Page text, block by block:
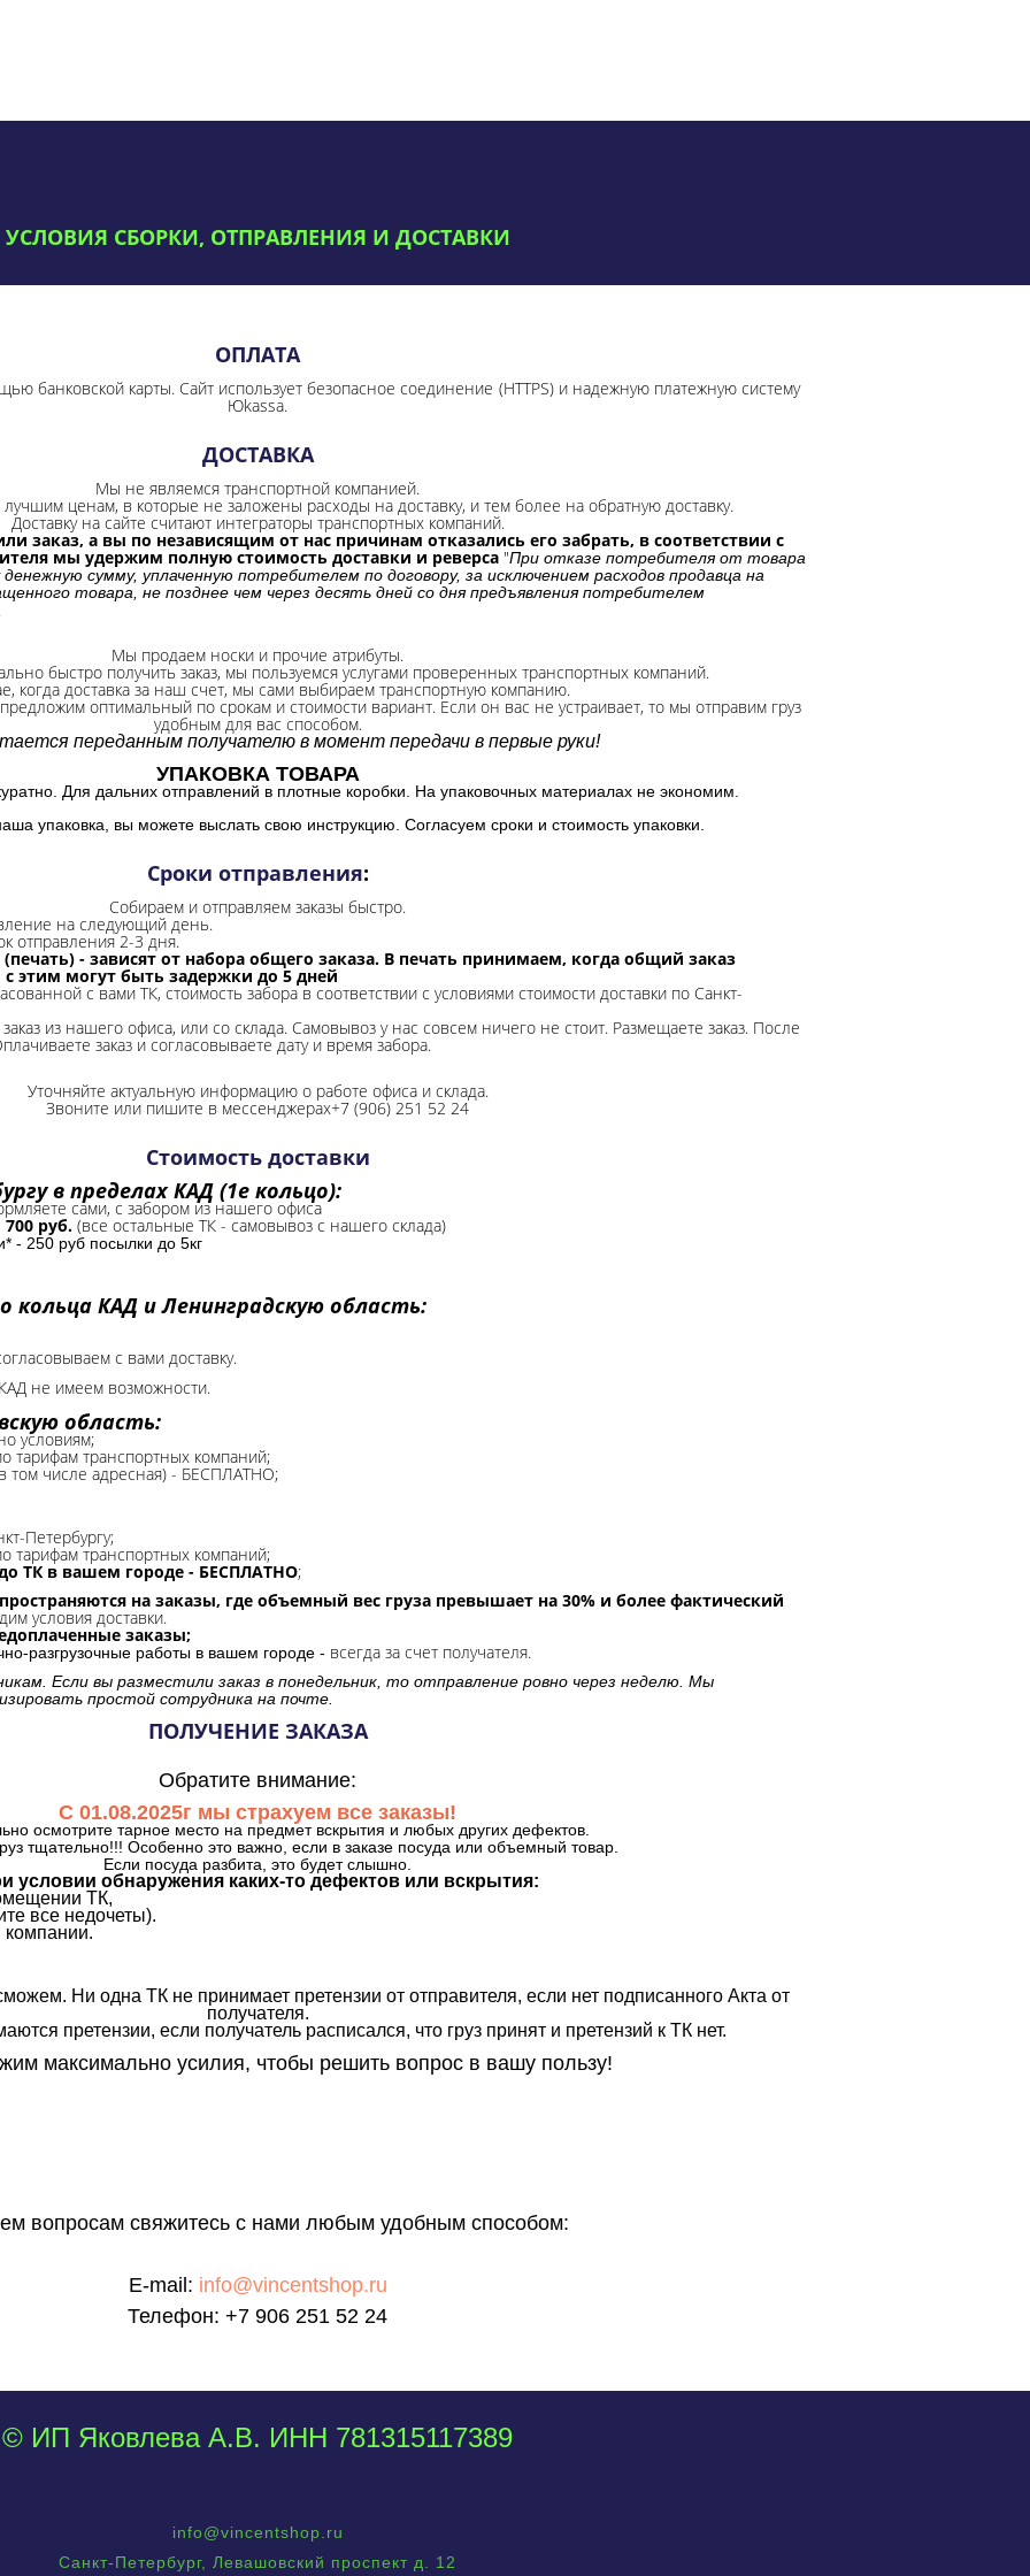
УСЛОВИЯ СБОРКИ, ОТПРАВЛЕНИЯ И ДОСТАВКИ
ОПЛАТА
банковской карты. Сайт использует безопасное соединение (HTTPS) и надежную платежную систему
Юkassa.
ДОСТАВКА
Мы не являемся транспортной компанией.
ценам, в которые не заложены расходы на доставку, и тем более на обратную доставку.
Доставку на сайте считают интеграторы транспортных компаний.
заказ, а вы по независящим от нас причинам отказались его забрать, в соответствии с
мы удержим полную стоимость доставки и реверса "При отказе потребителя от товара
сумму, уплаченную потребителем по договору, за исключением расходов продавца на
товара, не позднее чем через десять дней со дня предъявления потребителем
Мы продаем носки и прочие атрибуты.
быстро получить заказ, мы пользуемся услугами проверенных транспортных компаний.
когда доставка за наш счет, мы сами выбираем транспортную компанию.
оптимальный по срокам и стоимости вариант. Если он вас не устраивает, то мы отправим груз
удобным для вас способом.
переданным получателю в момент передачи в первые руки!
УПАКОВКА ТОВАРА
Для дальних отправлений в плотные коробки. На упаковочных материалах не экономим.
упаковка, вы можете выслать свою инструкцию. Согласуем сроки и стоимость упаковки.
Сроки отправления:
Собираем и отправляем заказы быстро.
на следующий день.
отправления 2-3 дня.
- зависят от набора общего заказа. В печать принимаем, когда общий заказ
этим могут быть задержки до 5 дней
с вами ТК, стоимость забора в соответствии с условиями стоимости доставки по Санкт-
из нашего офиса, или со склада. Самовывоз у нас совсем ничего не стоит. Размещаете заказ. После
заказ и согласовываете дату и время забора.
Уточняйте актуальную информацию о работе офиса и склада.
Звоните или пишите в мессенджерах+7 (906) 251 52 24
Стоимость доставки
в пределах КАД (1е кольцо):
сами, с забором из нашего офиса
700 руб. (все остальные ТК - самовывоз с нашего склада)
- 250 руб посылки до 5кг
кольца КАД и Ленинградскую область:
с вами доставку.
не имеем возможности.​
область:
условиям;
тарифам транспортных компаний;
том числе адресная) - БЕСПЛАТНО;
Петербургу;
тарифам транспортных компаний;
ТК в вашем городе - БЕСПЛАТНО;
на заказы, где объемный вес груза превышает на 30% и более фактический
условия доставки.
заказы;
разгрузочные работы в вашем городе - всегда за счет получателя.
Если вы разместили заказ в понедельник, то отправление ровно через неделю. Мы
простой сотрудника на почте.
ПОЛУЧЕНИЕ ЗАКАЗА
Обратите внимание:
С 01.08.2025г мы страхуем все заказы!
осмотрите тарное место на предмет вскрытия и любых других дефектов.
тщательно!!! Особенно это важно, если в заказе посуда или объемный товар.
Если посуда разбита, это будет слышно.
условии обнаружения каких-то дефектов или вскрытия:
ТК,
все недочеты).
компании.
Ни одна ТК не принимает претензии от отправителя, если нет подписанного Акта от
получателя.
претензии, если получатель расписался, что груз принят и претензий к ТК нет.
максимально усилия, чтобы решить вопрос в вашу пользу!
вопросам свяжитесь с нами любым удобным способом:
E-mail: info@vincentshop.ru
Телефон: +7 906 251 52 24
© ИП Яковлева А.В. ИНН 781315117389
info@vincentshop.ru
Санкт-Петербург, Левашовский проспект д. 12